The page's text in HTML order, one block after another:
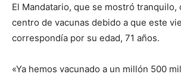
El Mandatario, que se mostró tranquilo,
centro de vacunas debido a que este
correspondía por su edad, 71 años.
«Ya hemos vacunado a un millón 500